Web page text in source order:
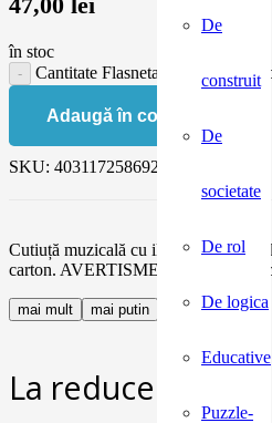
De
construit
De
societate
De rol
De logica
Educative
Puzzle-
în stoc
Cantitate Flasneta Paul Klee,
Adaugă în coș
SKU: 4031172586920
Cutiuță muzicală cu ilustrații pe
carton. AVERTISMENT:
mai mult mai putin
La reducere: